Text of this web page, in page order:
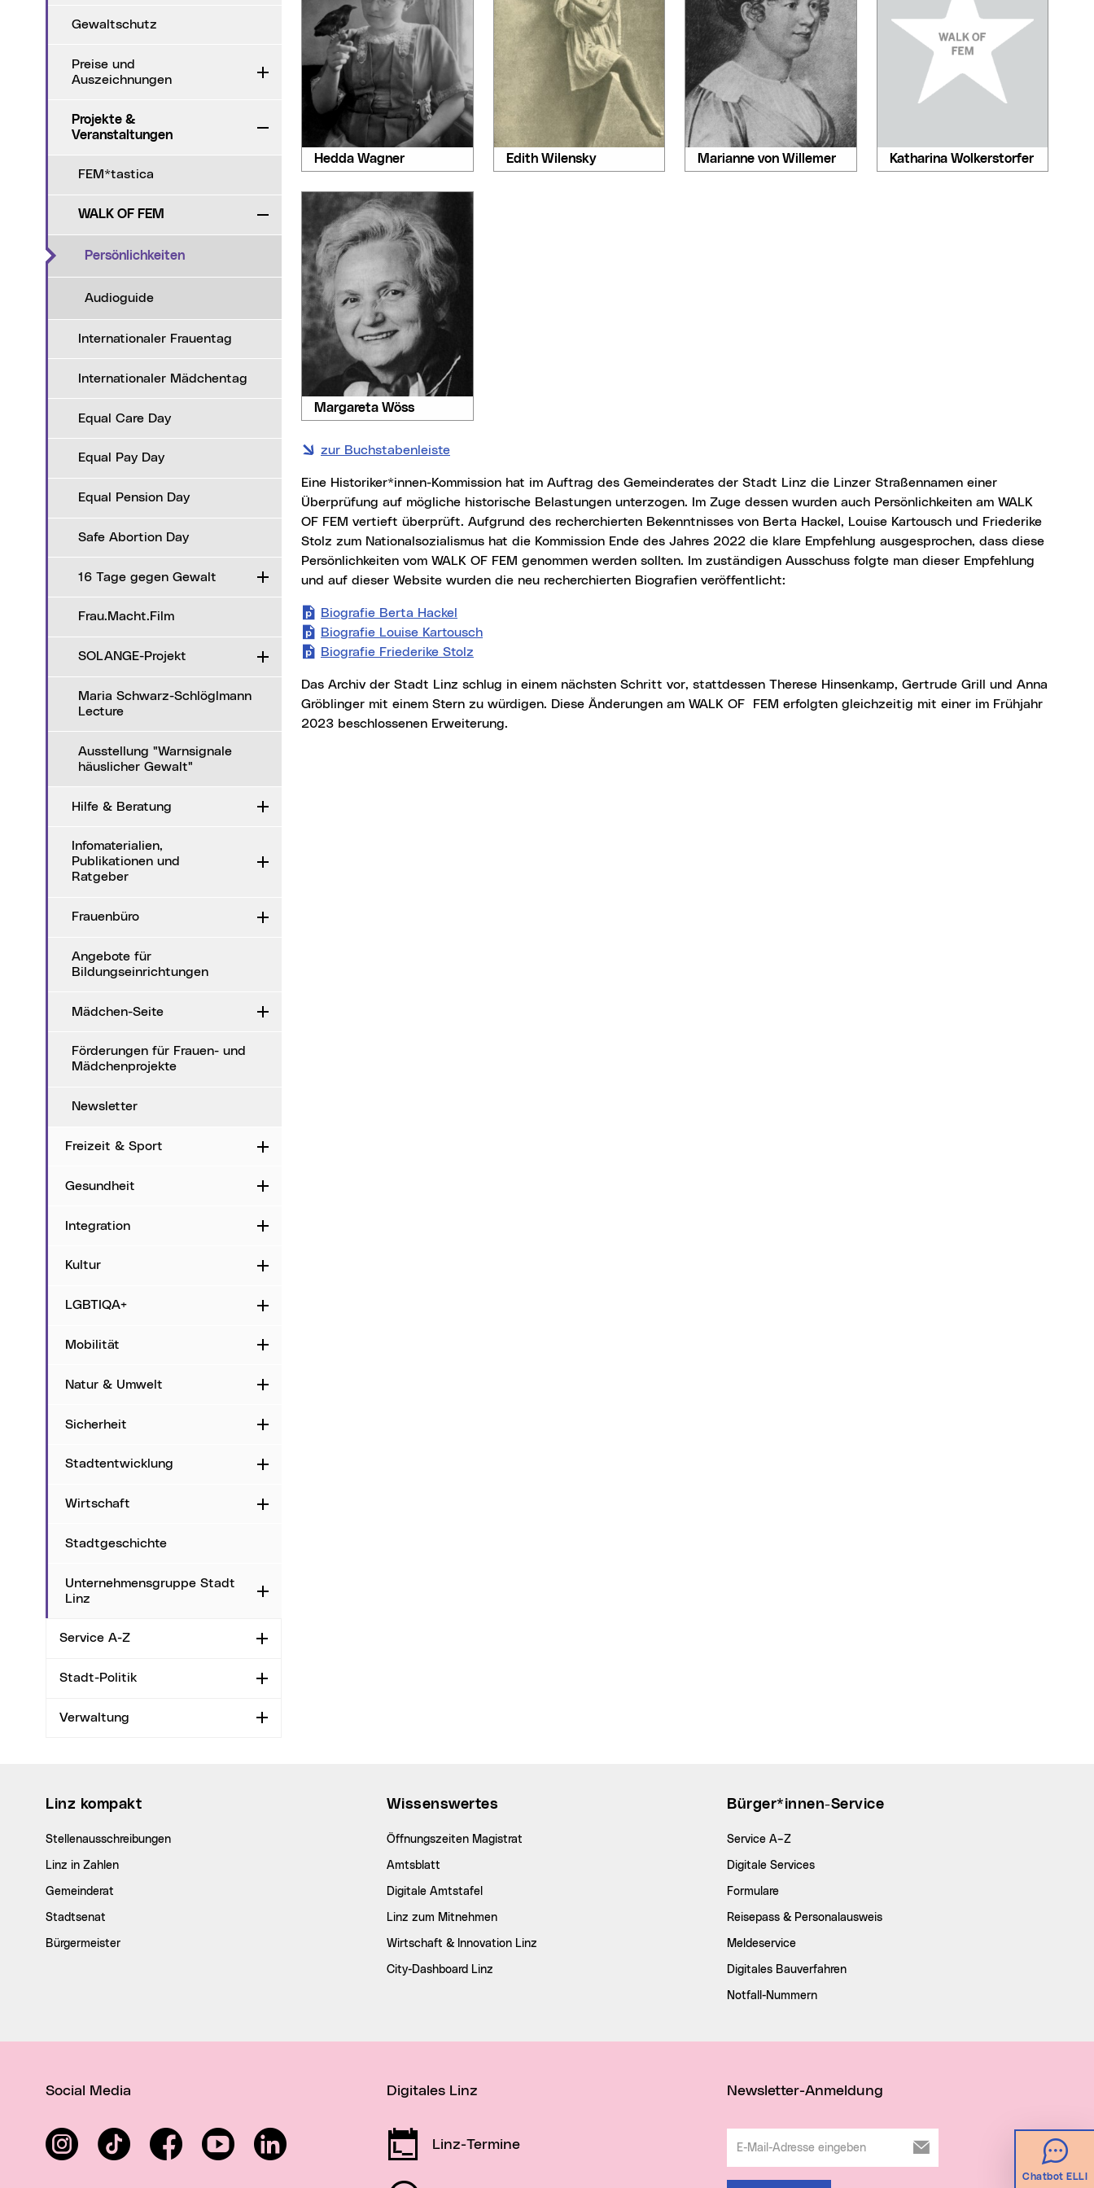
Gewaltschutz
Preise und
Auszeichnungen
Aufklappen
Projekte &
Veranstaltungen
Zuklappen
FEM*tastica
WALK OF FEM Zuklappen
Persönlichkeiten(aktueller Menüpunkt)
Audioguide
Internationaler Frauentag
Internationaler Mädchentag
Equal Care Day
Equal Pay Day
Equal Pension Day
Safe Abortion Day
16 Tage gegen Gewalt Aufklappen
Frau.Macht.Film
SOLANGE-Projekt Aufklappen
Maria Schwarz-Schlöglmann
Lecture
Ausstellung "Warnsignale
häuslicher Gewalt"
Hilfe & Beratung Aufklappen
Publikationen und
Ratgeber
Aufklappen
Frauenbüro Aufklappen
Angebote für
Bildungseinrichtungen
Mädchen-Seite Aufklappen
Förderungen für Frauen- und
Mädchenprojekte
Newsletter
Freizeit & Sport Aufklappen
Gesundheit Aufklappen
Integration Aufklappen
Kultur Aufklappen
LGBTIQA+ Aufklappen
Mobilität Aufklappen
Natur & Umwelt Aufklappen
Sicherheit Aufklappen
Stadtentwicklung Aufklappen
Wirtschaft Aufklappen
Stadtgeschichte
Unternehmensgruppe Stadt
Linz
Aufklappen
Service A-Z Aufklappen
Stadt-Politik Aufklappen
Verwaltung Aufklappen
Hedda Wagner Edith Wilensky Marianne von Willemer Katharina Wolkerstorfer
Margareta Wöss
zur Buchstabenleiste
Eine Historiker*innen-Kommission hat im Auftrag des Gemeinderates der Stadt Linz die Linzer Straßennamen einer
Überprüfung auf mögliche historische Belastungen unterzogen. Im Zuge dessen wurden auch Persönlichkeiten am WALK
OF FEM vertieft überprüft. Aufgrund des recherchierten Bekenntnisses von Berta Hackel, Louise Kartousch und Friederike
Stolz zum Nationalsozialismus hat die Kommission Ende des Jahres 2022 die klare Empfehlung ausgesprochen, dass diese
Persönlichkeiten vom WALK OF FEM genommen werden sollten. Im zuständigen Ausschuss folgte man dieser Empfehlung
und auf dieser Website wurden die neu recherchierten Biografien veröffentlicht:
Biografie Berta Hackel
Biografie Louise Kartousch
Biografie Friederike Stolz
Das Archiv der Stadt Linz schlug in einem nächsten Schritt vor, stattdessen Therese Hinsenkamp, Gertrude Grill und Anna
Gröblinger mit einem Stern zu würdigen. Diese Änderungen am WALK OF FEM erfolgten gleichzeitig mit einer im Frühjahr
2023 beschlossenen Erweiterung.
Chatbot ELLI
Linz kompakt
Stellenausschreibungen
Linz in Zahlen
Gemeinderat
Stadtsenat
Bürgermeister
Wissenswertes
Öffnungszeiten Magistrat
Amtsblatt
Digitale Amtstafel
Linz zum Mitnehmen
Wirtschaft & Innovation Linz
City-Dashboard Linz
Bürger*innen-Service
Service A–Z
Digitale Services
Formulare
Reisepass & Personalausweis
Meldeservice
Digitales Bauverfahren
Notfall-Nummern
Social Media
InstagramTikTok FacebookYouTube LinkedIn
Digitales Linz
Linz-Termine
Newsletter-Anmeldung